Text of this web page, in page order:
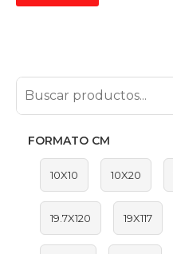
FORMATO CM
10X10 10X20
19.7X120 19X117